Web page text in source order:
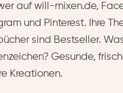
auf will-mixen.de,
und Pinterest. Ihre
sind Bestseller.
Gesunde,
Kreationen.